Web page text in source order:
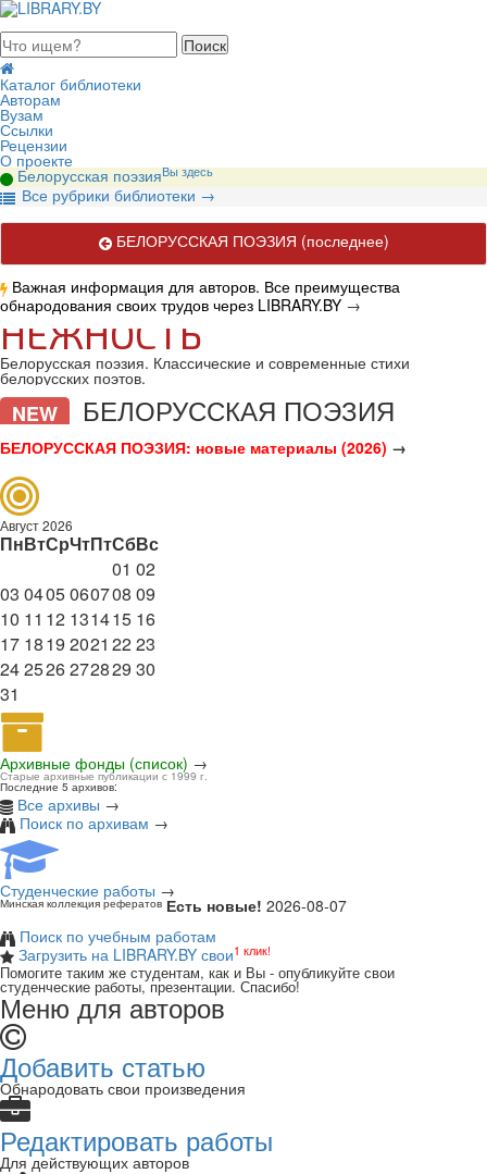
2026, пятница
Каталог библиотеки
Авторам
Вузам
Ссылки
Рецензии
О проекте
Белорусская поэзияВы здесь
Все рубрики библиотеки →
БЕЛОРУССКАЯ ПОЭЗИЯ (последнее)
Важная информация для авторов. Все преимущества
обнародования своих трудов через LIBRARY.BY →
НЕЖНОСТЬ
Белорусская поэзия. Классические и современные стихи
белорусских поэтов.
NEW БЕЛОРУССКАЯ ПОЭЗИЯ
БЕЛОРУССКАЯ ПОЭЗИЯ: новые материалы (2026) →
Август 2026
ПнВтСрЧтПтСбВс
01 02
03 0405060708 09
10 11 12 131415 16
17 1819 2021 2223
242526272829 30
31
Архивные фонды (список) →
Старые архивные публикации с 1999 г.
Последние 5 архивов:
Все архивы →
Поиск по архивам →
Студенческие работы →
Минская коллекция рефератов Есть новые! 2026-08-07
Поиск по учебным работам
Загрузить на LIBRARY.BY свои1 клик!
Помогите таким же студентам, как и Вы - опубликуйте свои
студенческие работы, презентации. Спасибо!
Меню для авторов
Добавить статью
Обнародовать свои произведения
Редактировать работы
Для действующих авторов